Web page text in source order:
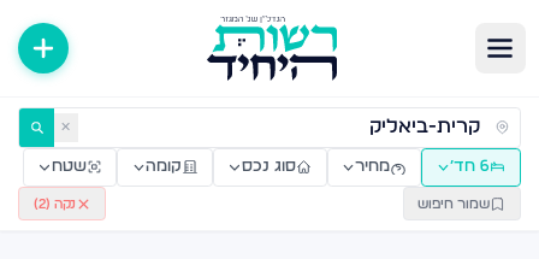
דירות למכירה ולהשכרה — רשות היחיד ✕
6 חד׳ מחיר סוג נכס קומה שטח
שמור חיפוש נקה (2
)